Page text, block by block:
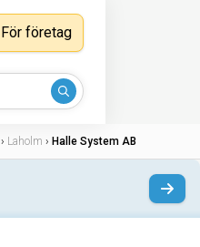
För företag
› Laholm › Halle System AB